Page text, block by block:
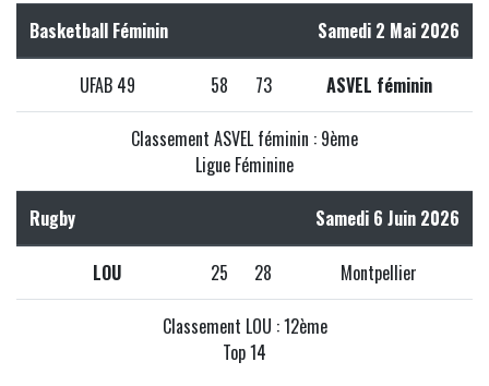
Basketball Féminin Samedi 2 Mai 2026
UFAB 49 58 73 ASVEL féminin
Classement ASVEL féminin : 9ème
Ligue Féminine
Rugby Samedi 6 Juin 2026
LOU 25 28 Montpellier
Classement LOU : 12ème
Top 14